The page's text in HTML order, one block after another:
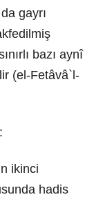
gayrı
bazı aynî
(el-Fetâvâ`l-
ikinci
hadis